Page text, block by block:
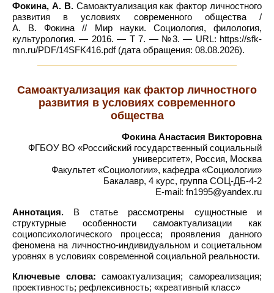
Фокина, А. В.Самоактуализация как фактор личностного
развития в условиях современного общества /
А. В. Фокина // Мир науки. Социология, филология,
культурология. — 2016. — Т 7. — №3. — URL: https://sfk-
mn.ru/PDF/14SFK416.pdf (дата обращения: 08.08.2026).
Самоактуализация как фактор личностного
развития в условиях современного
общества
Фокина Анастасия Викторовна
ФГБОУ ВО «Российский государственный социальный
университет», Россия, Москва
Факультет «Социологии», кафедра «Социологии»
Бакалавр, 4 курс, группа СОЦ-ДБ-4-2
E-mail: fn1995@yandex.ru
Аннотация. В статье рассмотрены сущностные и
структурные особенности самоактуализации как
социопсихологического процесса; проявления данного
феномена на личностно-индивидуальном и социетальном
уровнях в условиях современной социальной реальности.
Ключевые слова: самоактуализация; самореализация;
проективность; рефлексивность; «креативный класс»